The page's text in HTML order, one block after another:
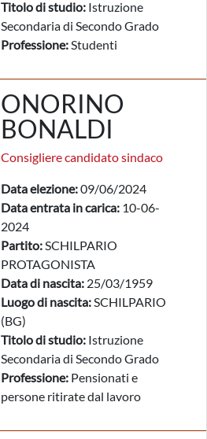
Titolo di studio: Istruzione
Secondaria di Secondo Grado
Professione:Studenti
ONORINO
BONALDI
Consigliere candidato sindaco
Data elezione:09/06/2024
Data entrata in carica: 10-06-
2024
Partito:SCHILPARIO
PROTAGONISTA
Data di nascita: 25/03/1959
Luogo di nascita:SCHILPARIO
(BG)
Titolo di studio: Istruzione
Secondaria di Secondo Grado
Professione: Pensionati e
persone ritirate dal lavoro